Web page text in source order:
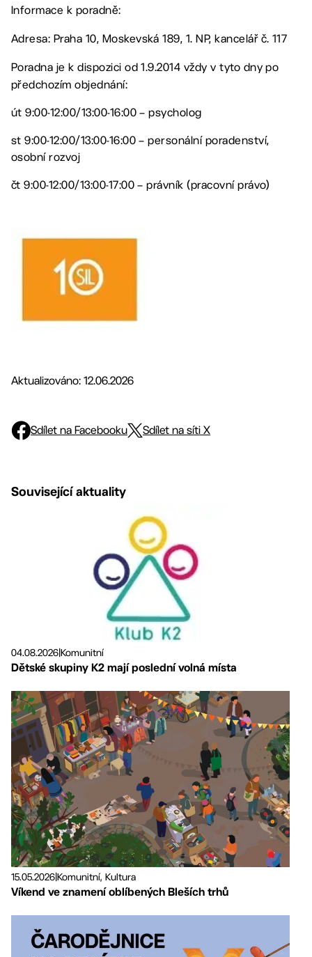
Informace k poradně:
Adresa: Praha 10, Moskevská 189, 1. NP, kancelář č. 117
Poradna je k dispozici od 1.9.2014 vždy v tyto dny po
předchozím objednání:
út 9:00-12:00/13:00-16:00 – psycholog
st 9:00-12:00/13:00-16:00 – personální poradenství,
osobní rozvoj
čt 9:00-12:00/13:00-17:00 – právník (pracovní právo)
Aktualizováno: 12.06.2026
Sdílet na Facebooku Sdílet na síti X
Související aktuality
04.08.2026Komunitní
Dětské skupiny K2 mají poslední volná místa
15.05.2026Komunitní, Kultura
Víkend ve znamení oblíbených Bleších trhů